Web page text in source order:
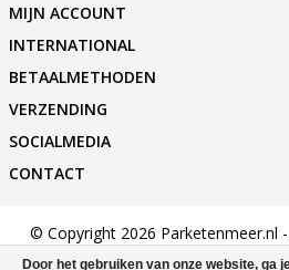
MIJN ACCOUNT
INTERNATIONAL
BETAALMETHODEN
VERZENDING
SOCIALMEDIA
CONTACT
© Copyright 2026 Parketenmeer.nl
BTW --
Door het gebruiken van onze website, ga